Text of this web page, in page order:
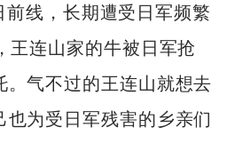
前线，长期遭受日军频繁
王连山家的牛被日军抢
。气不过的王连山就想去
也为受日军残害的乡亲们